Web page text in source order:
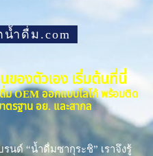
ำดื่ม.com
องตัวเอง เริ่มต้นที่นี่
ม OEM ออกแบบโลโก้ พร้อมติด
ตรฐาน อย. และสากล
นด์ “น้ำดื่มซากุระชิ” เราจึงรู้